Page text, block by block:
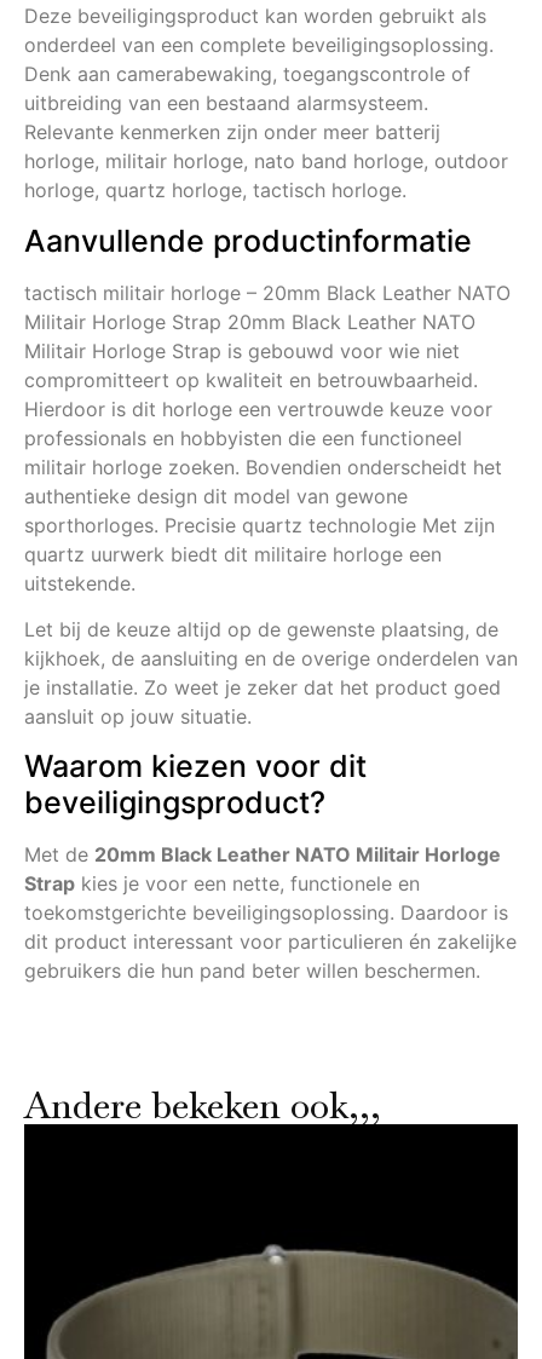
Deze beveiligingsproduct kan worden gebruikt als
onderdeel van een complete beveiligingsoplossing.
Denk aan camerabewaking, toegangscontrole of
uitbreiding van een bestaand alarmsysteem.
Relevante kenmerken zijn onder meer batterij
horloge, militair horloge, nato band horloge, outdoor
horloge, quartz horloge, tactisch horloge.
Aanvullende productinformatie
tactisch militair horloge – 20mm Black Leather NATO
Militair Horloge Strap 20mm Black Leather NATO
Militair Horloge Strap is gebouwd voor wie niet
compromitteert op kwaliteit en betrouwbaarheid.
Hierdoor is dit horloge een vertrouwde keuze voor
professionals en hobbyisten die een functioneel
militair horloge zoeken. Bovendien onderscheidt het
authentieke design dit model van gewone
sporthorloges. Precisie quartz technologie Met zijn
quartz uurwerk biedt dit militaire horloge een
uitstekende.
Let bij de keuze altijd op de gewenste plaatsing, de
kijkhoek, de aansluiting en de overige onderdelen van
je installatie. Zo weet je zeker dat het product goed
aansluit op jouw situatie.
Waarom kiezen voor dit
beveiligingsproduct?
Met de 20mm Black Leather NATO Militair Horloge
Strap kies je voor een nette, functionele en
toekomstgerichte beveiligingsoplossing. Daardoor is
dit product interessant voor particulieren én zakelijke
gebruikers die hun pand beter willen beschermen.
Andere bekeken ook,,,